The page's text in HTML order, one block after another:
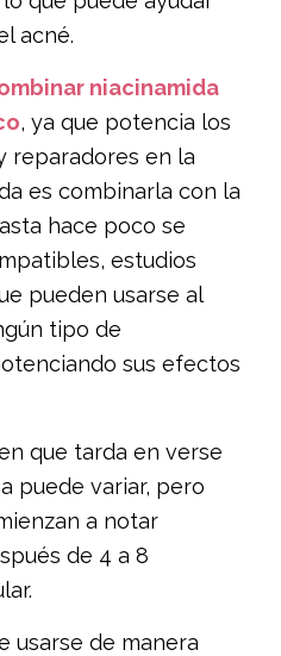
acné.
niacinamida
, ya que potencia los
reparadores en la
es combinarla con la
hace poco se
estudios
pueden usarse al
tipo de
sus efectos
que tarda en verse
puede variar, pero
a notar
de 4 a 8
usarse de manera